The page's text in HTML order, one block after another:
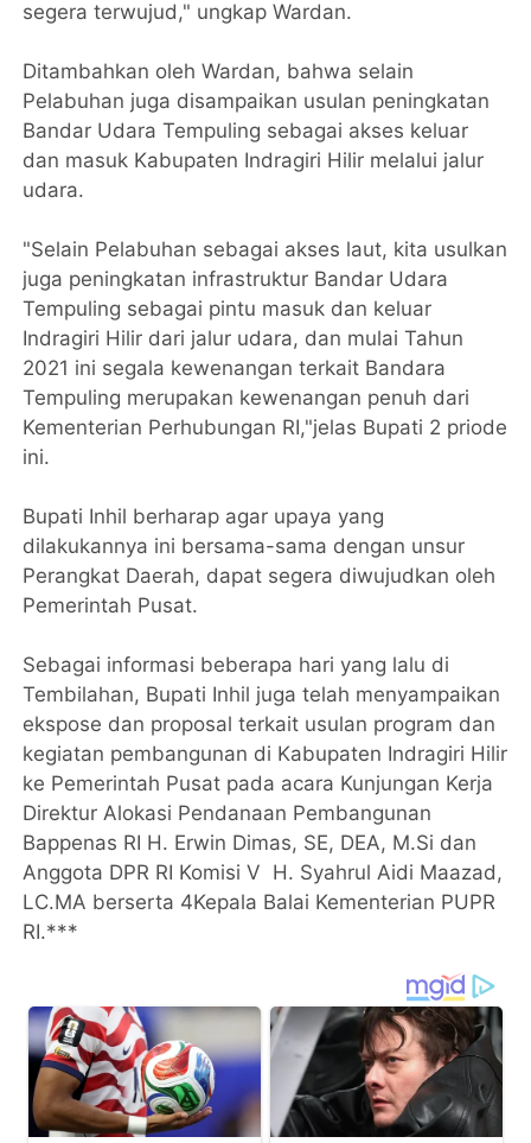
segera terwujud," ungkap Wardan.
Ditambahkan oleh Wardan, bahwa selain
Pelabuhan juga disampaikan usulan peningkatan
Bandar Udara Tempuling sebagai akses keluar
dan masuk Kabupaten Indragiri Hilir melalui jalur
udara.
"Selain Pelabuhan sebagai akses laut, kita usulkan
juga peningkatan infrastruktur Bandar Udara
Tempuling sebagai pintu masuk dan keluar
Indragiri Hilir dari jalur udara, dan mulai Tahun
2021 ini segala kewenangan terkait Bandara
Tempuling merupakan kewenangan penuh dari
Kementerian Perhubungan RI,"jelas Bupati 2 priode
ini.
Bupati Inhil berharap agar upaya yang
dilakukannya ini bersama-sama dengan unsur
Perangkat Daerah, dapat segera diwujudkan oleh
Pemerintah Pusat.
Sebagai informasi beberapa hari yang lalu di
Tembilahan, Bupati Inhil juga telah menyampaikan
ekspose dan proposal terkait usulan program dan
kegiatan pembangunan di Kabupaten Indragiri Hilir
ke Pemerintah Pusat pada acara Kunjungan Kerja
Direktur Alokasi Pendanaan Pembangunan
Bappenas RI H. Erwin Dimas, SE, DEA, M.Si dan
Anggota DPR RI Komisi V H. Syahrul Aidi Maazad,
LC.MA berserta 4Kepala Balai Kementerian PUPR
RI.***